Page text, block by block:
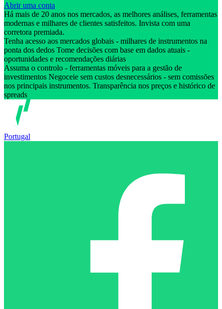
Abrir uma conta
Há mais de 20 anos nos mercados, as melhores análises, ferramentas
modernas e milhares de clientes satisfeitos. Invista com uma
corretora premiada.
Tenha acesso aos mercados globais - milhares de instrumentos na
ponta dos dedos Tome decisões com base em dados atuais -
oportunidades e recomendações diárias
Assuma o controlo - ferramentas móveis para a gestão de
investimentos Negoceie sem custos desnecessários - sem comissões
nos principais instrumentos. Transparência nos preços e histórico de
spreads
Portugal